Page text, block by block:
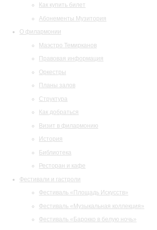
Как купить билет
Абонементы Музитория
О филармонии
Маэстро Темирканов
Правовая информация
Оркестры
Планы залов
Структура
Как добраться
Визит в филармонию
История
Библиотека
Ресторан и кафе
Фестивали и гастроли
Фестиваль «Площадь Искусств»
Фестиваль «Музыкальная коллекция»
Фестиваль «Барокко в белую ночь»